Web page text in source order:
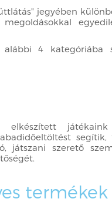
jegyében
megoldásokkal
alábbi 4 kategóriába
elkészített
játszani szerető
termékek